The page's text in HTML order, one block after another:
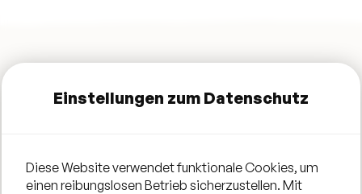
Comedy am Strand – Lachen bis das Zwerchfell platzt
StadtStrand am Tonhallenufer wieder in eine
Comedybühne für Nachwuchstalente und alte Hasen:
Einstellungen zum Datenschutz
Diese Website verwendet funktionale Cookies, um
einen reibungslosen Betrieb sicherzustellen. Mit